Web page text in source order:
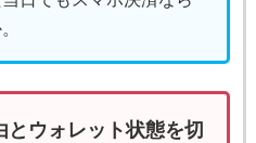
とウォレット状態を切